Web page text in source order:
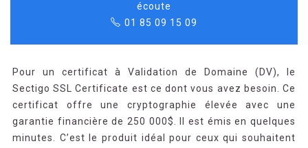
écoute
01 85 09 15 09
Pour un certificat à Validation de Domaine (DV), le
Sectigo SSL Certificate est ce dont vous avez besoin. Ce
certificat offre une cryptographie élevée avec une
garantie financière de 250 000$. Il est émis en quelques
minutes. C’est le produit idéal pour ceux qui souhaitent